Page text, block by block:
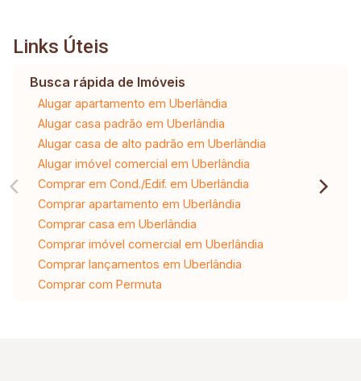
Links Úteis
Busca rápida de Imóveis
Alugar apartamento em Uberlândia
Alugar casa padrão em Uberlândia
Alugar casa de alto padrão em Uberlândia
Alugar imóvel comercial em Uberlândia
Comprar em Cond./Edif. em Uberlândia
Comprar apartamento em Uberlândia
Comprar casa em Uberlândia
Comprar imóvel comercial em Uberlândia
Comprar lançamentos em Uberlândia
Comprar com Permuta